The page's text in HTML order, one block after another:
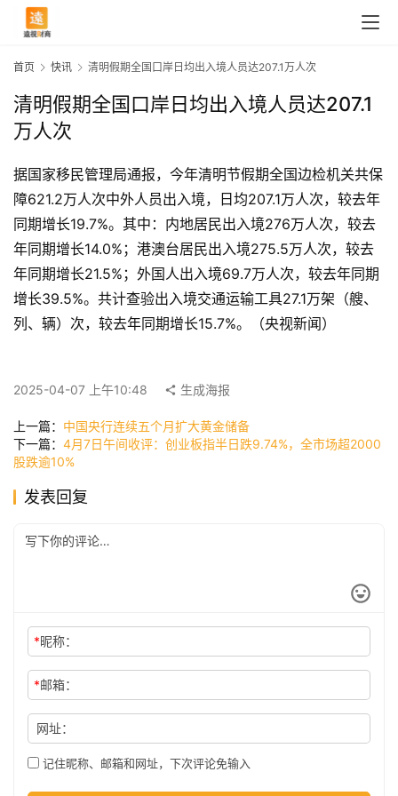
首
页
快
讯
公
司
科
首页 快讯 清明假期全国口岸日均出入境人员达207.1万人次
清明假期全国口岸日均出入境人员达207.1
万人次
据国家移民管理局通报，今年清明节假期全国边检机关共保
障621.2万人次中外人员出入境，日均207.1万人次，较去年
同期增长19.7%。其中：内地居民出入境276万人次，较去
年同期增长14.0%；港澳台居民出入境275.5万人次，较去
年同期增长21.5%；外国人出入境69.7万人次，较去年同期
增长39.5%。共计查验出入境交通运输工具27.1万架（艘、
列、辆）次，较去年同期增长15.7%。（央视新闻）
2025-04-07 上午10:48 生成海报
上一篇： 中国央行连续五个月扩大黄金储备
下一篇： 4月7日午间收评：创业板指半日跌9.74%，全市场超2000
股跌逾10%
发表回复
*昵称：
*邮箱：
网址：
记住昵称、邮箱和网址，下次评论免输入